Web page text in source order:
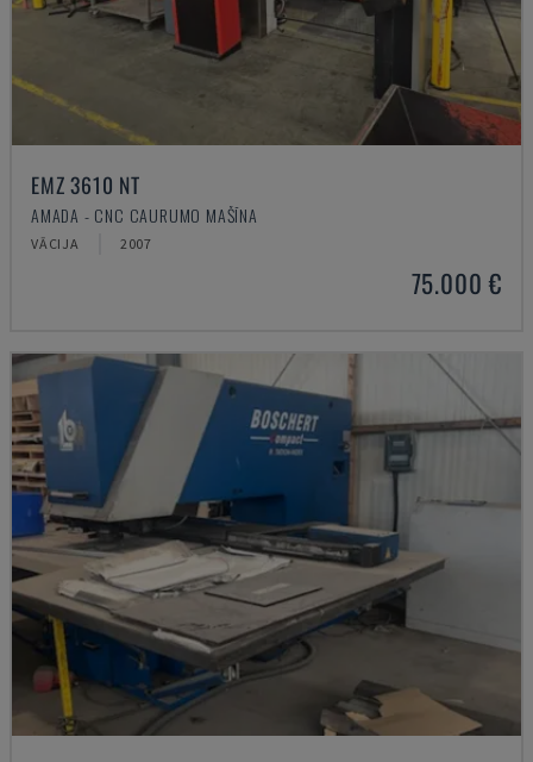
EMZ 3610 NT
AMADA - CNC CAURUMO MAŠĪNA
VĀCIJA 2007
75.000 €